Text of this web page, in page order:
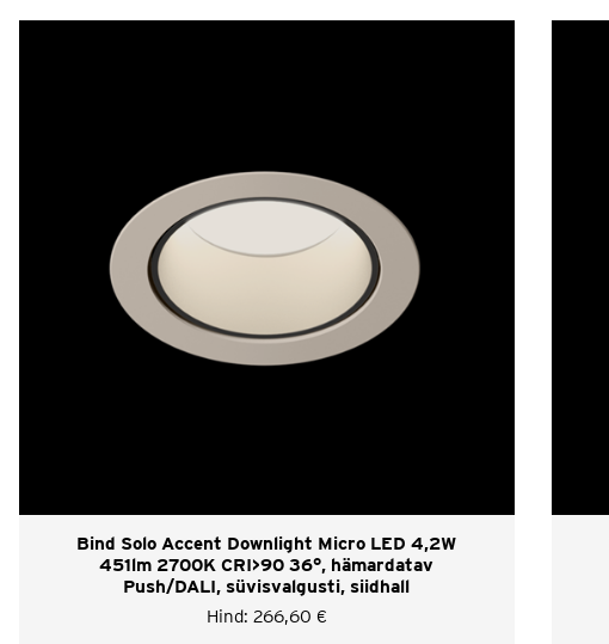
Bind Solo Accent Downlight Micro LED 4,2W
451lm 2700K CRI>90 36°, hämardatav
Push/DALI, süvisvalgusti, siidhall
Hind: 266,60 €